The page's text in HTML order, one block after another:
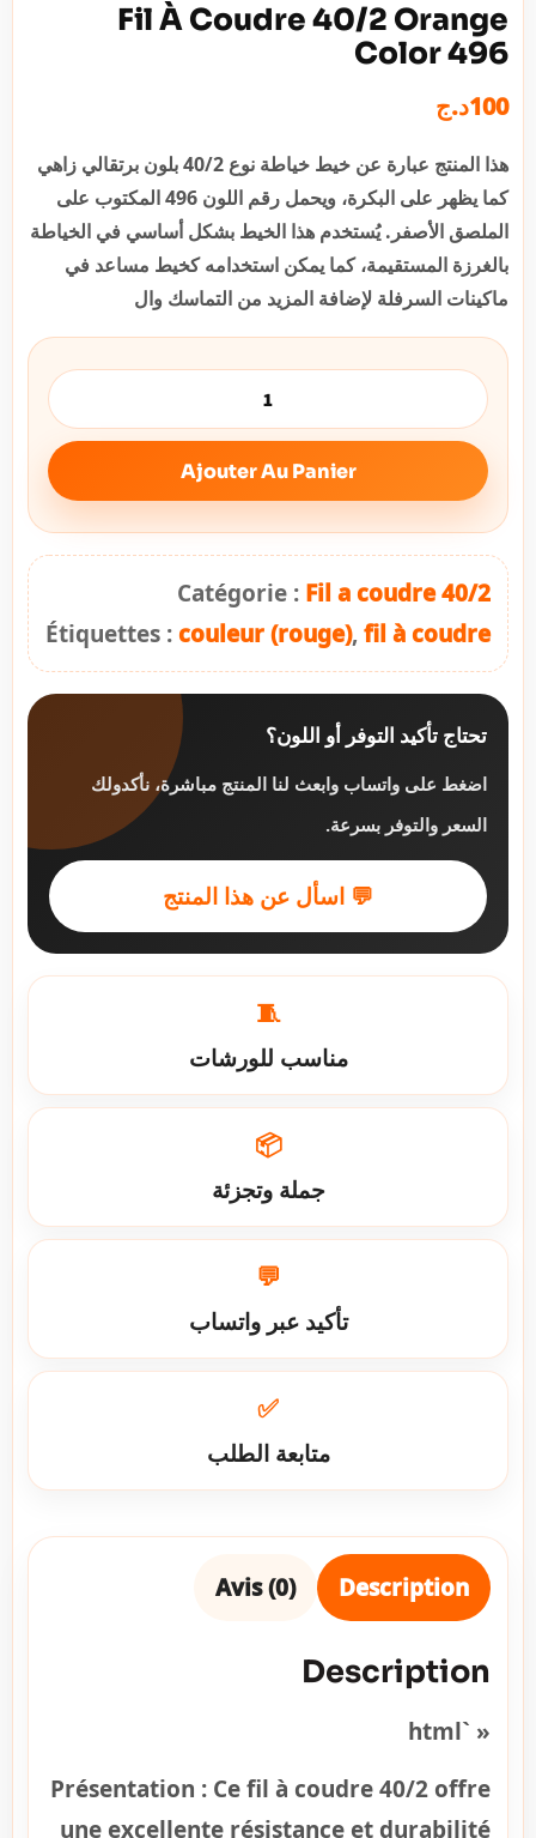
Fil À Coudre 40/2 Orange
Color 496
100د.ج
هذا المنتج عبارة عن خيط خياطة نوع 40/2 بلون برتقالي زاهي
كما يظهر على البكرة، ويحمل رقم اللون 496 المكتوب على
الملصق الأصفر. يُستخدم هذا الخيط بشكل أساسي في الخياطة
بالغرزة المستقيمة، كما يمكن استخدامه كخيط مساعد في
ماكينات السرفلة لإضافة المزيد من التماسك وال
Ajouter Au Panier
Catégorie : Fil a coudre 40/2
Étiquettes :couleur (rouge), fil à coudre
تحتاج تأكيد التوفر أو اللون؟
اضغط على واتساب وابعث لنا المنتج مباشرة، نأكدولك
السعر والتوفر بسرعة.
💬 اسأل عن هذا المنتج
🧵
مناسب للورشات
📦
جملة وتجزئة
💬
تأكيد عبر واتساب
✅
متابعة الطلب
Description
Avis (0)
Description
« `html
Présentation : Ce fil à coudre 40/2 offre
une excellente résistance et durabilité